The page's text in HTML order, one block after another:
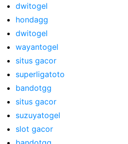
dwitogel
hondagg
dwitogel
wayantogel
situs gacor
superligatoto
bandotgg
situs gacor
suzuyatogel
slot gacor